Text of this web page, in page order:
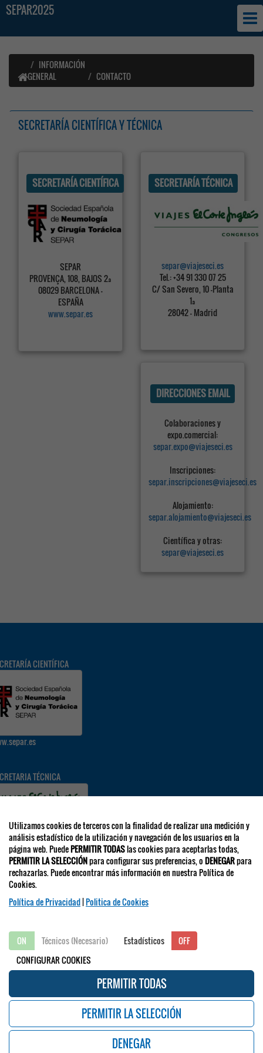
SEPAR2025
INFORMACIÓN
GENERAL
CONTACTO
SECRETARÍA CIENTÍFICA Y TÉCNICA
SECRETARÍA CIENTÍFICA
SEPAR
PROVENÇA, 108, BAJOS 2ª
08029 BARCELONA -
ESPAÑA
www.separ.es
SECRETARÍA TÉCNICA
separ@viajeseci.es
Tel.: +34 91 330 07 25
C/ San Severo, 10 -Planta
1ª
28042 - Madrid
DIRECCIONES EMAIL
Colaboraciones y
expo.comercial:
separ.expo@viajeseci.es
Inscripciones:
separ.inscripciones@viajeseci.es
Alojamiento:
separ.alojamiento@viajeseci.es
Científica y otras:
separ@viajeseci.es
CIENTÍFICA
TÉCNICA
EMAIL
y expo.comercial:separ.expo@viajeseci.es
separ.alojamiento@viajeseci.es
CONGRESOS
SOCIEDAD ESPAÑOLA DE NEUMOLOGÍA Y CIRUGÍA TORÁCICA / 2018-
/PANEL DE CONFIGURACIÓN COOKIES
PRIVACIDAD/AVISO LEGAL
Politica de Cookies|
Utilizamos cookies de terceros con la finalidad de realizar una medición y
análisis estadístico de la utilización y navegación de los usuarios en la
página web. PuedePERMITIR TODASlas cookies para aceptarlas todas,
PERMITIR LA SELECCIÓNpara configurar sus preferencias, oDENEGARpara
rechazarlas. Puede encontrar más información en nuestra Política de
Cookies.
Política de Privacidad|Politica de Cookies
ON Técnicos (Necesario) OFF
ON Estadísticos
OFF
CONFIGURAR COOKIES
PERMITIR TODAS
PERMITIR LA SELECCIÓN
DENEGAR